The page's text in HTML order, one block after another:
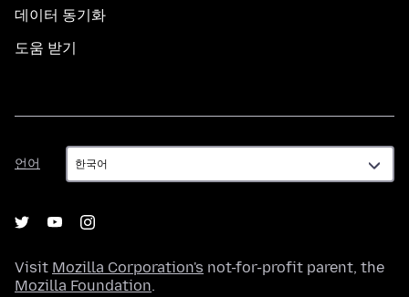
데이터 동기화
도움 받기
언어
언
어
Visit Mozilla Corporation's not-for-profit parent, the
Mozilla Foundation.